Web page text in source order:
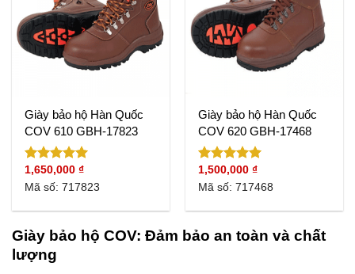
Giày bảo hộ Hàn Quốc
COV 610 GBH-17823
Được xếp
hạng5.00
1,650,000₫
Mã số: 717823
Giày bảo hộ Hàn Quốc
COV 620 GBH-17468
Được xếp
hạng5.00
1,500,000₫
Mã số: 717468
Giày bảo hộ COV: Đảm bảo an toàn và chất
lượng